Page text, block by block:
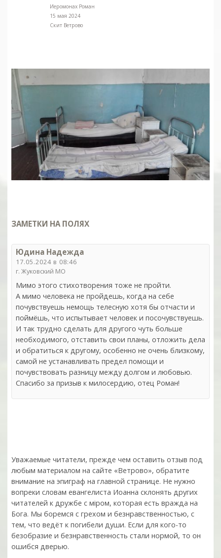
Иеромонах Роман
15 мая 2024
Скит Ветрово
ЗАМЕТКИ НА ПОЛЯХ
Юдина Надежда
17.05.2024 в 08:46
г. Жуковский МО
Мимо этого стихотворения тоже не пройти.
А мимо человека не пройдешь, когда на себе
почувствуешь немощь телесную хотя бы отчасти и
поймёшь, что испытывает человек и посочувствуешь.
И так трудно сделать для другого чуть больше
необходимого, отставить свои планы, отложить дела
и обратиться к другому, особенно не очень близкому,
самой не устанавливать предел помощи и
почувствовать разницу между долгом и любовью.
Спасибо за призыв к милосердию, отец Роман!
Уважаемые читатели, прежде чем оставить отзыв под
любым материалом на сайте «Ветрово», обратите
внимание на эпиграф на главной странице. Не нужно
вопреки словам евангелиста Иоанна склонять других
читателей к дружбе с мiром, которая есть вражда на
Бога. Мы боремся с грехом и без­нрав­ствен­ностью, с
тем, что ведёт к погибели души. Если для кого-то
безобразие и безнравственность стали нормой, то он
ошибся дверью.